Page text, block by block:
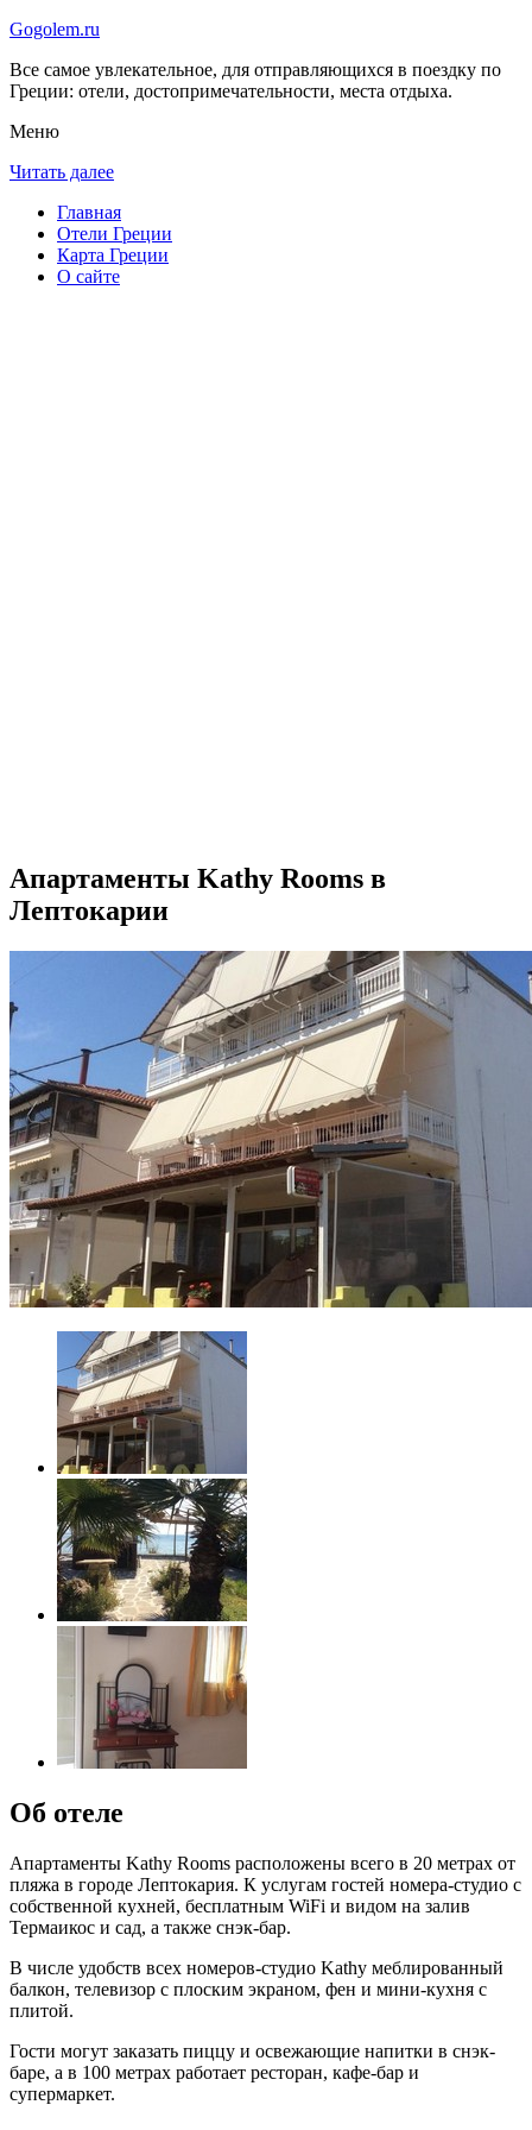
Gogolem.ru
Все самое увлекательное, для отправляющихся в поездку по
Греции: отели, достопримечательности, места отдыха.
Меню
Читать далее
Главная
Отели Греции
Карта Греции
О сайте
Апартаменты Kathy Rooms в
Лептокарии
Об отеле
Апартаменты Kathy Rooms расположены всего в 20 метрах от
пляжа в городе Лептокария. К услугам гостей номера-студио с
собственной кухней, бесплатным WiFi и видом на залив
Термаикос и сад, а также снэк-бар.
В числе удобств всех номеров-студио Kathy меблированный
балкон, телевизор с плоским экраном, фен и мини-кухня с
плитой.
Гости могут заказать пиццу и освежающие напитки в снэк-
баре, а в 100 метрах работает ресторан, кафе-бар и
супермаркет.